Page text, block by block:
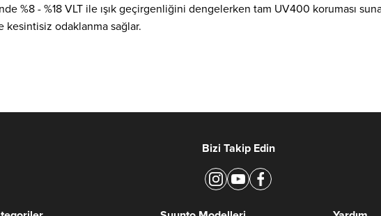
%8 - %18 VLT ile ışık geçirgenliğini dengelerken tam UV400 koruması
kesintisiz odaklanma sağlar.
Bizi Takip Edin